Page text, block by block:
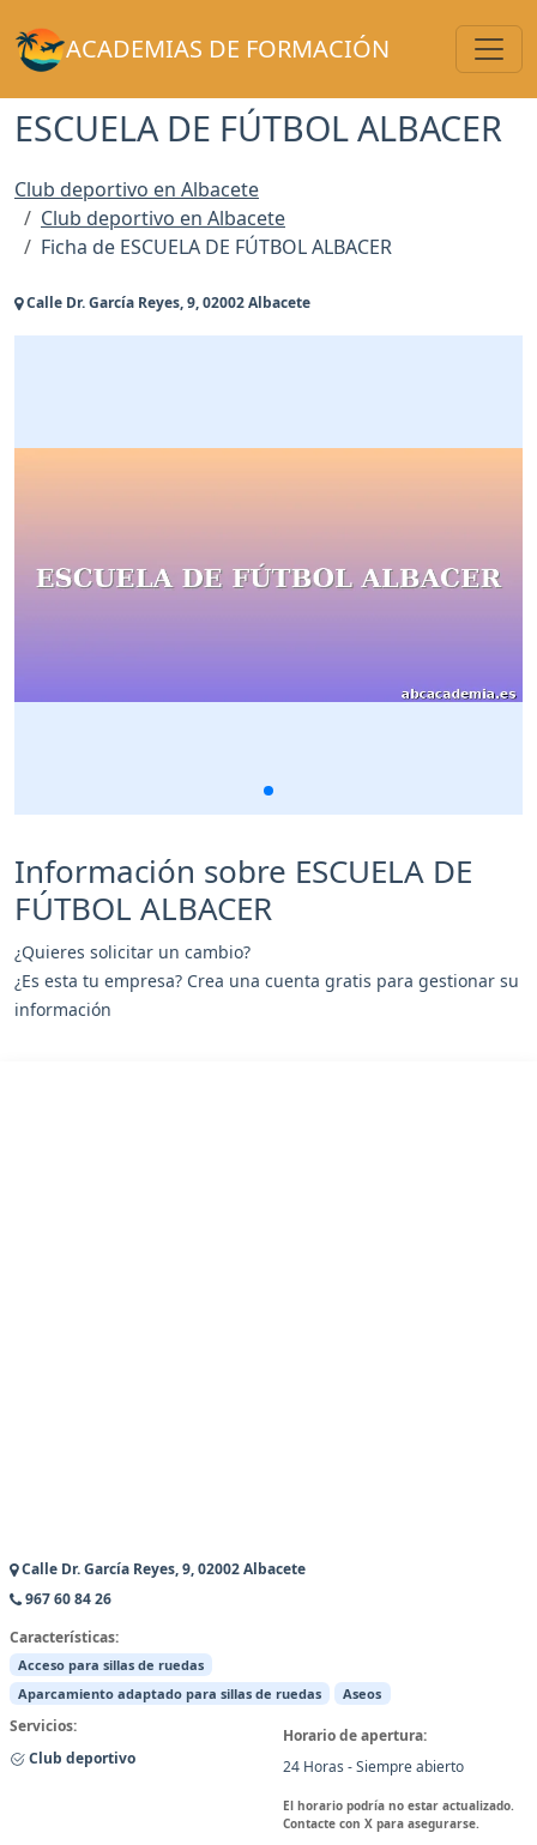
ACADEMIAS DE FORMACIÓN
ESCUELA DE FÚTBOL ALBACER
Club deportivo en Albacete
Club deportivo en Albacete
Ficha de ESCUELA DE FÚTBOL ALBACER
Calle Dr. García Reyes, 9, 02002 Albacete
Información sobre ESCUELA DE
FÚTBOL ALBACER
¿Quieres solicitar un cambio?
¿Es esta tu empresa? Crea una cuenta gratis para gestionar su
información
Calle Dr. García Reyes, 9, 02002 Albacete
967 60 84 26
Características:
Acceso para sillas de ruedas
Aparcamiento adaptado para sillas de ruedas
Aseos
Servicios:
Club deportivo
Horario de apertura:
24 Horas - Siempre abierto
El horario podría no estar actualizado.
Contacte con X para asegurarse.